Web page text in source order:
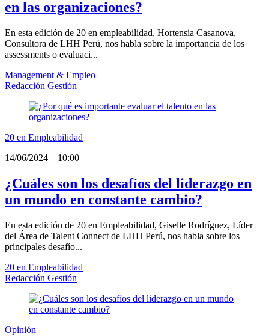
en las organizaciones?
En esta edición de 20 en empleabilidad, Hortensia Casanova,
Consultora de LHH Perú, nos habla sobre la importancia de los
assessments o evaluaci...
Management & Empleo
Redacción Gestión
20 en Empleabilidad
14/06/2024
10:00
¿Cuáles son los desafíos del liderazgo en
un mundo en constante cambio?
En esta edición de 20 en Empleabilidad, Giselle Rodríguez, Líder
del Área de Talent Connect de LHH Perú, nos habla sobre los
principales desafío...
20 en Empleabilidad
Redacción Gestión
Opinión